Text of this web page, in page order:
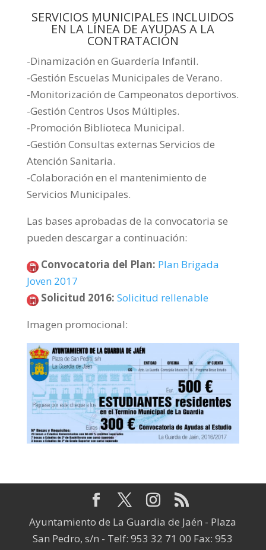
SERVICIOS MUNICIPALES INCLUIDOS
EN LA LÍNEA DE AYUDAS A LA
CONTRATACIÓN
-Dinamización en Guardería Infantil.
-Gestión Escuelas Municipales de Verano.
-Monitorización de Campeonatos deportivos.
-Gestión Centros Usos Múltiples.
-Promoción Biblioteca Municipal.
-Gestión Consultas externas Servicios de
Atención Sanitaria.
-Colaboración en el mantenimiento de
Servicios Municipales.
Las bases aprobadas de la convocatoria se
pueden descargar a continuación:
Convocatoria del Plan: Plan Brigada
Joven 2017
Solicitud 2016: Solicitud rellenable
Imagen promocional:
Ayuntamiento de La Guardia de Jaén - Plaza
San Pedro, s/n - Telf: 953 32 71 00 Fax: 953